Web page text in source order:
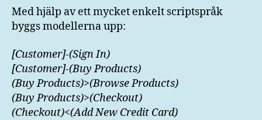
diagram
Med hjälp av ett mycket enkelt scriptspråk
byggs modellerna upp:
[Customer]-(Sign In)
[Customer]-(Buy Products)
(Buy Products)>(Browse Products)
(Buy Products)>(Checkout)
(Checkout)<(Add New Credit Card)